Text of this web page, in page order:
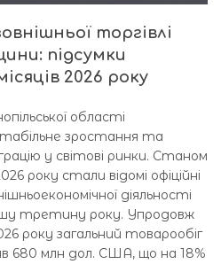
торгівлі
підсумки
2026 року
області
зростання та
у світові ринки. Станом
року стали відомі офіційні
діяльності
третину року. Упродовж
року загальний товарообіг
680 млн дол. США, що на 18%